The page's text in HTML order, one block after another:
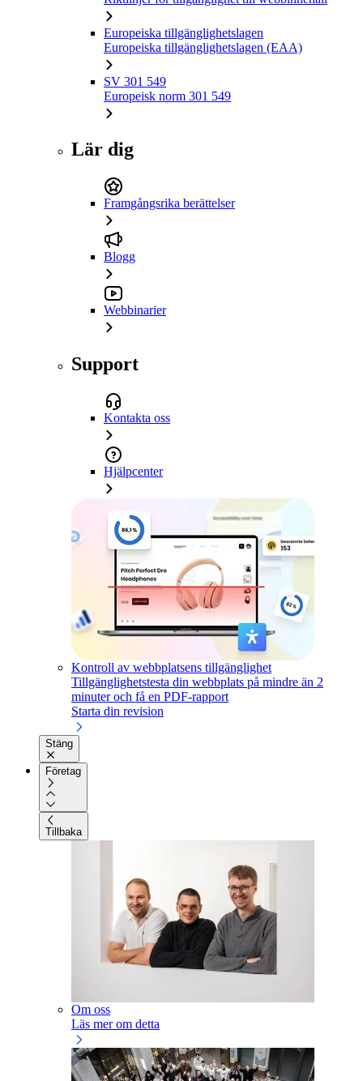
Europeiska tillgänglighetslagen
Europeiska tillgänglighetslagen (EAA)
SV 301 549
Europeisk norm 301 549
Lär dig
Framgångsrika berättelser
Blogg
Webbinarier
Support
Kontakta oss
Hjälpcenter
Kontroll av webbplatsens tillgänglighet
Tillgänglighetstesta din webbplats på mindre än 2
minuter och få en PDF-rapport
Starta din revision
Stäng
Företag
Tillbaka
Om oss
Läs mer om detta